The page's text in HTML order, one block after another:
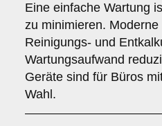
Eine einfache Wartung
zu minimieren.
Reinigungs- und
Wartungsaufwand
Geräte sind für Büros
Wahl.